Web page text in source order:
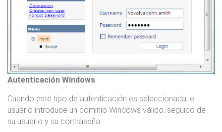
Autenticación Windows
Cuando este tipo de autenticación es seleccionada, el
usuario introduce un dominio Windows válido, seguido de
su usuario y su contraseña.